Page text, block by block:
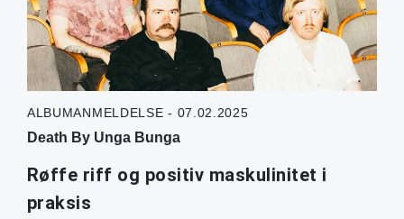
ALBUMANMELDELSE - 07.02.2025
Death By Unga Bunga
Røffe riff og positiv maskulinitet i
praksis